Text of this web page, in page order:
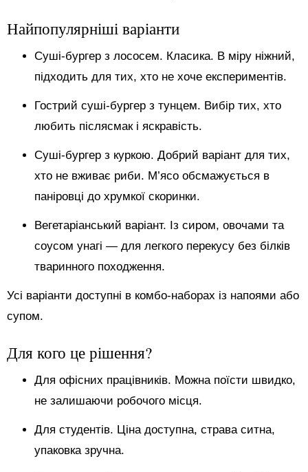
Найпопулярніші варіанти
Суші-бургер з лососем. Класика. В міру ніжний,
підходить для тих, хто не хоче експериментів.
Гострий суші-бургер з тунцем. Вибір тих, хто
любить післясмак і яскравість.
Суші-бургер з куркою. Добрий варіант для тих,
хто не вживає риби. М’ясо обсмажується в
паніровці до хрумкої скоринки.
Вегетаріанський варіант. Із сиром, овочами та
соусом унагі — для легкого перекусу без білків
тваринного походження.
Усі варіанти доступні в комбо-наборах із напоями або
супом.
Для кого це рішення?
Для офісних працівників. Можна поїсти швидко,
не залишаючи робочого місця.
Для студентів. Ціна доступна, страва ситна,
упаковка зручна.